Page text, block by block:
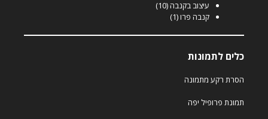
עיצוב בקנבה(10)
קנבה פרו(1)
כלים לתמונות
הסרת רקע מתמונה
תמונת פרופיל יפה